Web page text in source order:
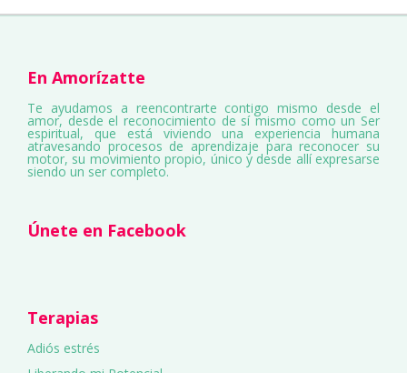
En Amorízatte
Te ayudamos a reencontrarte contigo mismo desde el
amor, desde el reconocimiento de sí mismo como un Ser
espiritual, que está viviendo una experiencia humana
atravesando procesos de aprendizaje para reconocer su
motor, su movimiento propio, único y desde allí expresarse
siendo un ser completo.
Únete en Facebook
Terapias
Adiós estrés